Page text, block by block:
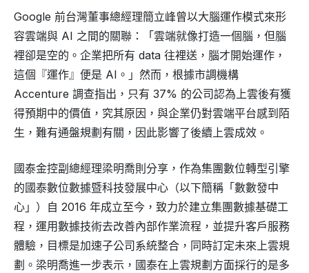
Google 前台灣董事總經理簡立峰曾以大腦運作模式來形
容雲端與 AI 之間的關聯：「雲端就像打造一個腦，但腦
裡卻是空的。企業把所有 data 往裡送，腦才開始運作，
這個『運作』便是 AI。」然而，根據市調機構
Accenture 調查指出，只有 37% 的公司認為上雲後有獲
得預期中的價值，究其原因，與企業仍對雲端平台感到陌
生，難有通盤規劃有關，因此影響了後續上雲成效。
國泰金控副總經理梁明喬則分享，作為集團數位轉型引擎
的國泰數位數據暨科技發展中心（以下簡稱「數數發中
心」）自 2016 年成立至今，致力於建立集團數據基礎工
程，運用數據技術去改善內部作業流程，並提升客戶服務
體驗，目標是加速子公司系統整合，同時訂定未來上雲規
劃。梁明喬進一步表示，國泰在上雲規劃方面採行的是多